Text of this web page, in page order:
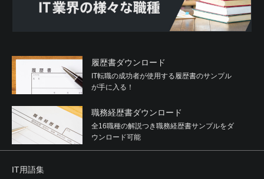
履歴書ダウンロード
IT転職の成功者が使用する履歴書のサンプル
が手に入る！
職務経歴書ダウンロード
全16職種の解説つき職務経歴書サンプルをダ
ウンロード可能
IT用語集